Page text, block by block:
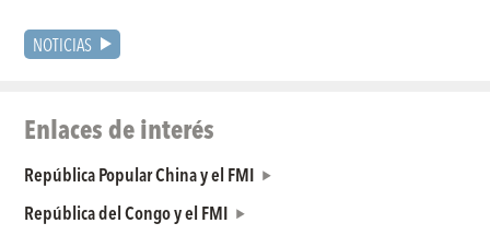
NOTICIAS
Enlaces de interés
República Popular China y el FMI
República del Congo y el FMI